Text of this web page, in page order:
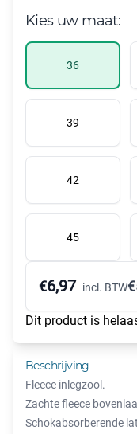
Kies uw maat:
36
39
42
45
€6,97 incl. BTW€
Dit product is
Beschrijving
Fleece inlegzool.
Zachte fleece
Schokabsorberende